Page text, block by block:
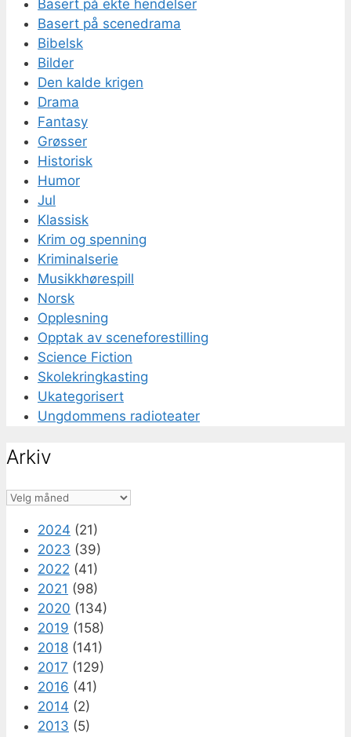
Basert på ekte hendelser
Basert på scenedrama
Bibelsk
Bilder
Den kalde krigen
Drama
Fantasy
Grøsser
Historisk
Humor
Jul
Klassisk
Krim og spenning
Kriminalserie
Musikkhørespill
Norsk
Opplesning
Opptak av sceneforestilling
Science Fiction
Skolekringkasting
Ukategorisert
Ungdommens radioteater
Arkiv
Arkiv
2024 (21)
2023 (39)
2022 (41)
2021 (98)
2020 (134)
2019 (158)
2018 (141)
2017 (129)
2016 (41)
2014 (2)
2013 (5)